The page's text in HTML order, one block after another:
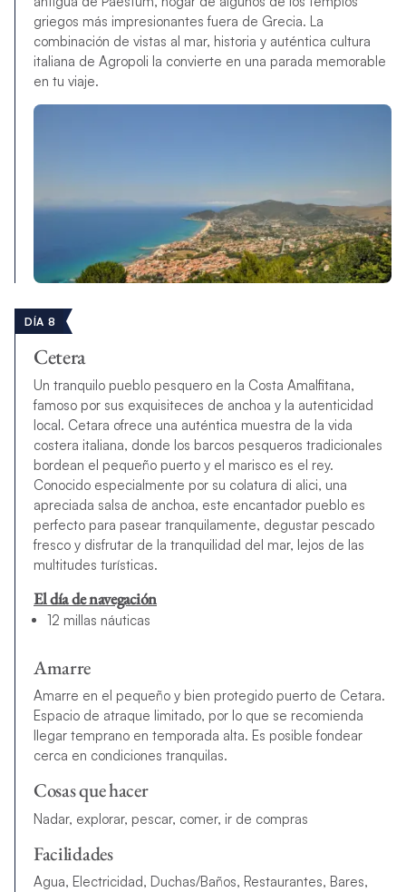
griegos más impresionantes fuera de Grecia. La
combinación de vistas al mar, historia y auténtica cultura
italiana de Agropoli la convierte en una parada memorable
en tu viaje.
DÍA 8
Cetera
Un tranquilo pueblo pesquero en la Costa Amalfitana,
famoso por sus exquisiteces de anchoa y la autenticidad
local. Cetara ofrece una auténtica muestra de la vida
costera italiana, donde los barcos pesqueros tradicionales
bordean el pequeño puerto y el marisco es el rey.
Conocido especialmente por su colatura di alici, una
apreciada salsa de anchoa, este encantador pueblo es
perfecto para pasear tranquilamente, degustar pescado
fresco y disfrutar de la tranquilidad del mar, lejos de las
multitudes turísticas.
El día de navegación
12 millas náuticas
Amarre
Amarre en el pequeño y bien protegido puerto de Cetara.
Espacio de atraque limitado, por lo que se recomienda
llegar temprano en temporada alta. Es posible fondear
cerca en condiciones tranquilas.
Cosas que hacer
Nadar, explorar, pescar, comer, ir de compras
Facilidades
Agua, Electricidad, Duchas/Baños, Restaurantes, Bares,